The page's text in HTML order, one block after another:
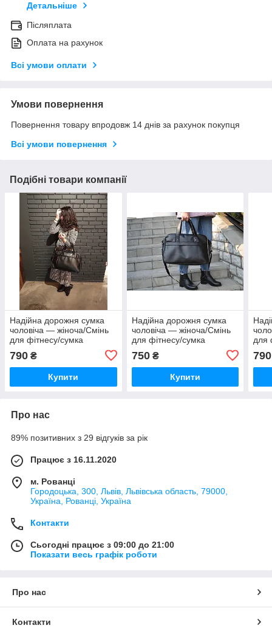
Детальніше
Післяплата
Оплата на рахунок
Всі умови оплати
Умови повернення
Повернення товару впродовж 14 днів за рахунок покупця
Всі умови повернення
Подібні товари компанії
Надійна дорожня сумка
чоловіча — жіноча/Смінь
для фітнесу/сумка
дорожня жіноча чоловіча
790 ₴
Купити
Надійна дорожня сумка
чоловіча — жіноча/Смінь
для фітнесу/сумка
дорожня жіноча чоловіча
750₴
Купити
для
790
Про нас
89% позитивних з 29 відгуків за рік
Працює з 16.11.2020
м. Рованці
Городоцька, 300, Львів, Львівська область, 79000,
Україна, Рованці, Україна
Контакти
Сьогодні працює з 09:00 до 21:00
Показати весь графік роботи
Про нас
Контакти